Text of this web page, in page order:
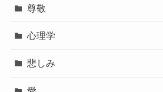
尊敬
心理学
悲しみ